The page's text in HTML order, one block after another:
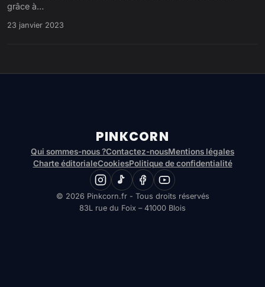
grâce à…
23 janvier 2023
PINKCORN
Qui sommes-nous ?Contactez-nousMentions légales
Charte éditorialeCookiesPolitique de confidentialité
© 2026 Pinkcorn.fr - Tous droits réservés
83L rue du Foix – 41000 Blois